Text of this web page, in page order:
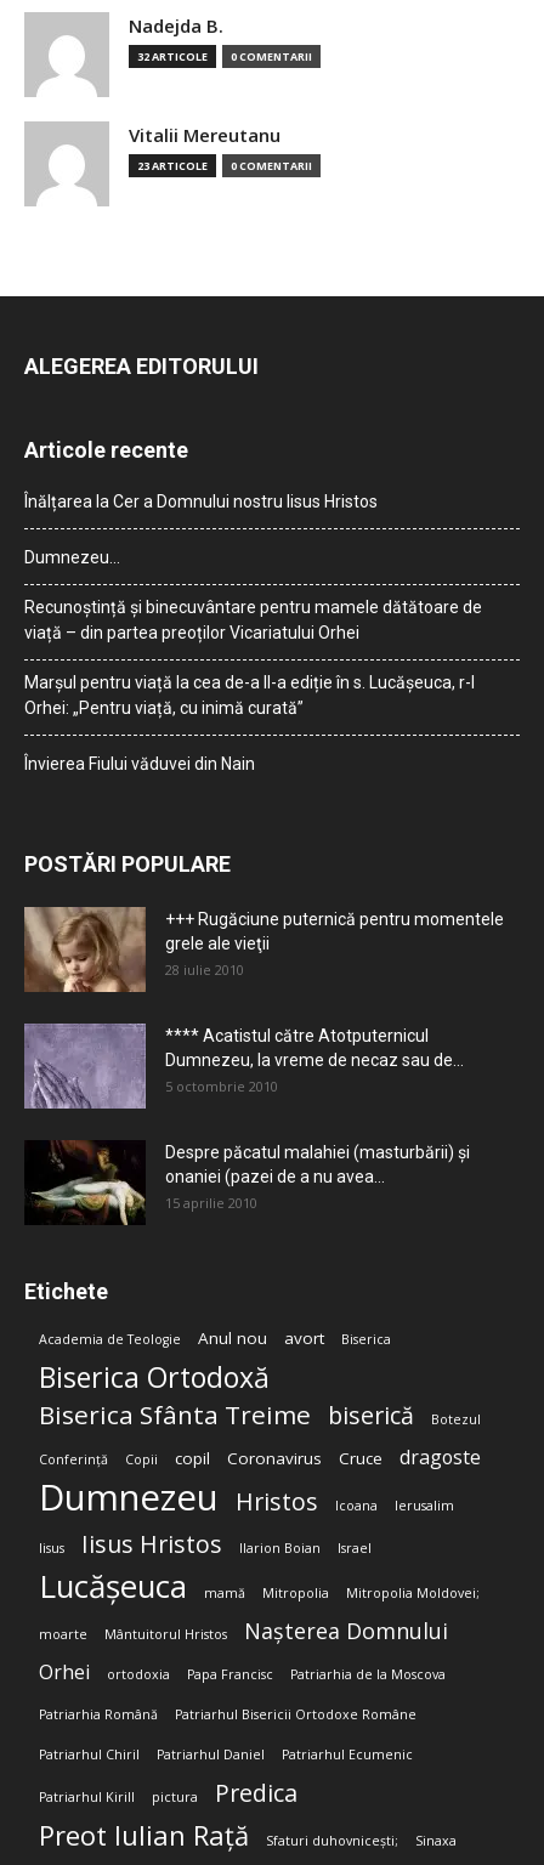
Nadejda B.
32 ARTICOLE 0 COMENTARII
Vitalii Mereutanu
23 ARTICOLE 0 COMENTARII
ALEGEREA EDITORULUI
Articole recente
Înălțarea la Cer a Domnului nostru Iisus Hristos
Dumnezeu…
Recunoștință și binecuvântare pentru mamele dătătoare de
viață – din partea preoților Vicariatului Orhei
Marșul pentru viață la cea de-a II-a ediție în s. Lucășeuca, r-l
Orhei: „Pentru viață, cu inimă curată”
Învierea Fiului văduvei din Nain
POSTĂRI POPULARE
+++ Rugăciune puternică pentru momentele
grele ale vieţii
28 iulie 2010
**** Acatistul către Atotputernicul
Dumnezeu, la vreme de necaz sau de...
5 octombrie 2010
Despre păcatul malahiei (masturbării) şi
onaniei (pazei de a nu avea...
15 aprilie 2010
Etichete
Academia de Teologie Anul nou avort Biserica
Biserica Ortodoxă
Biserica Sfânta Treime biserică Botezul
Conferință Copii copil Coronavirus Cruce dragoste
Dumnezeu Hristos Icoana Ierusalim
Iisus Iisus Hristos Ilarion Boian Israel
Lucășeuca mamă Mitropolia Mitropolia Moldovei;
moarte Mântuitorul Hristos Nașterea Domnului
Orhei ortodoxia Papa Francisc Patriarhia de la Moscova
Patriarhia Română Patriarhul Bisericii Ortodoxe Române
Patriarhul Chiril Patriarhul Daniel Patriarhul Ecumenic
Patriarhul Kirill pictura Predica
Preot Iulian Rață Sfaturi duhovnicești; Sinaxa